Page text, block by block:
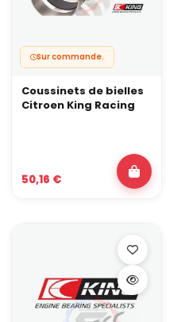
Sur commande.
Coussinets de bielles
Citroen King Racing
50,16 €